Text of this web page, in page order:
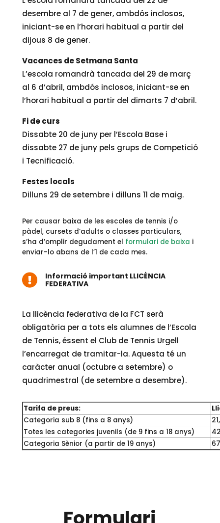
desembre al 7 de gener, ambdós inclosos,
iniciant-se en l’horari habitual a partir del
dijous 8 de gener.
Vacances de Setmana Santa
L’escola romandrà tancada del 29 de març
al 6 d’abril, ambdós inclosos, iniciant-se en
l’horari habitual a partir del dimarts 7 d’abril.
Fi de curs
Dissabte 20 de juny per l’Escola Base i
dissabte 27 de juny pels grups de Competició
i Tecnificació.
Festes locals
Dilluns 29 de setembre i dilluns 11 de maig.
Per causar baixa de les escoles de tennis i/o
pàdel, cursets d’adults o classes particulars,
s’ha d’omplir degudament el formulari de baixa i
enviar-lo abans de l’1 de cada mes.

Informació important LLICÈNCIA
FEDERATIVA
La llicència federativa de la FCT serà
obligatòria per a tots els alumnes de l’Escola
de Tennis, éssent el Club de Tennis Urgell
l’encarregat de tramitar-la. Aquesta té un
caràcter anual (octubre a setembre) o
quadrimestral (de setembre a desembre).
Tarifa de preus:
Categoria sub 8 (fins a 8 anys)
Totes les categories juvenils (de 9 fins a 18 anys)
Categoria Sènior (a partir de 19 anys)